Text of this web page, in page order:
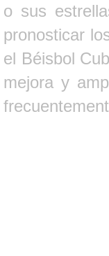
o sus
pronosticar
el Béisbol
mejora y